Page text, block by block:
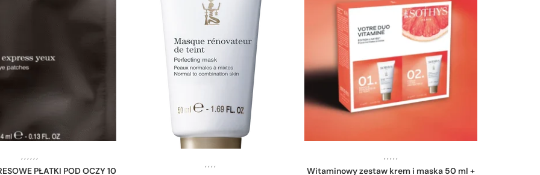
,,,,,,
PŁATKI POD OCZY 10
,,,,
,,,,,
Witaminowy zestaw krem i maska 50 ml +